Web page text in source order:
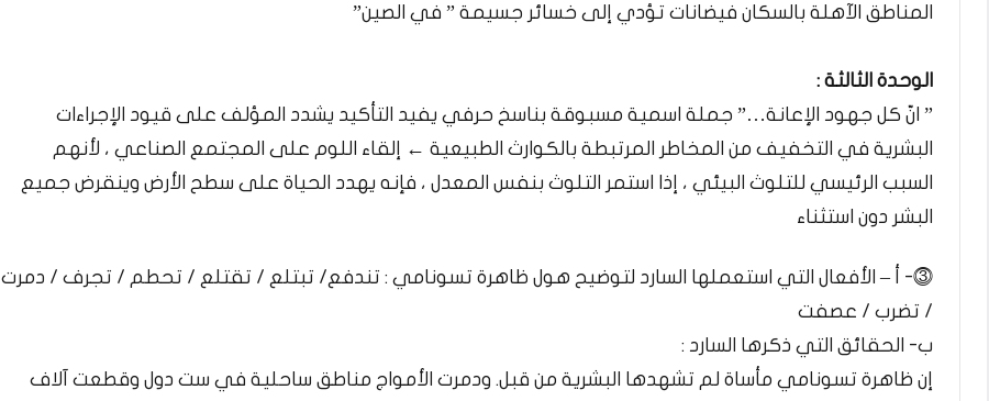
المناطق الآهلة بالسكان فيضانات تؤدي إلى خسائر جسيمة ” في الصين”
الوحدة الثالثة :​
” انّ كل جهود الإعانة…” جملة اسمية مسبوقة بناسخ حرفي يفيد التأكيد​ يشدد المؤلف على قيود الإجراءات
البشرية في التخفيف من المخاطر المرتبطة بالكوارث الطبيعية ← إلقاء اللوم على المجتمع الصناعي ، لأنهم
السبب الرئيسي للتلوث البيئي ، إذا استمر التلوث بنفس المعدل ، فإنه يهدد الحياة على سطح الأرض وينقرض جميع
البشر دون استثناء
⓷- أ – الأفعال التي استعملها السارد لتوضيح هول ظاهرة تسونامي : تندفع/ تبتلع / تقتلع / تحطم / تجرف / دمرت
/ تضرب / عصفت
ب- الحقائق التي ذكرها السارد :
إن ظاهرة تسونامي مأساة لم تشهدها البشرية من قبل. ودمرت الأمواج مناطق ساحلية في ست دول وقطعت آلاف